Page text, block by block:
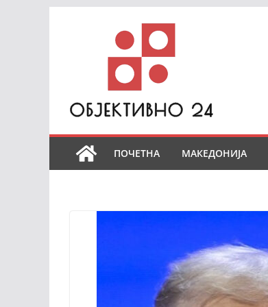
ПОЧЕТНА МАКЕДОНИЈА